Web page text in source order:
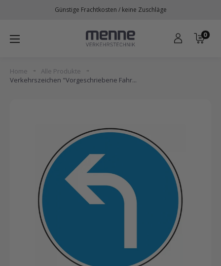
Inhalt
Günstige Frachtkosten / keine Zuschläge
Menne
0
Home
Alle Produkte
Verkehrszeichen "Vorgeschriebene Fahr...